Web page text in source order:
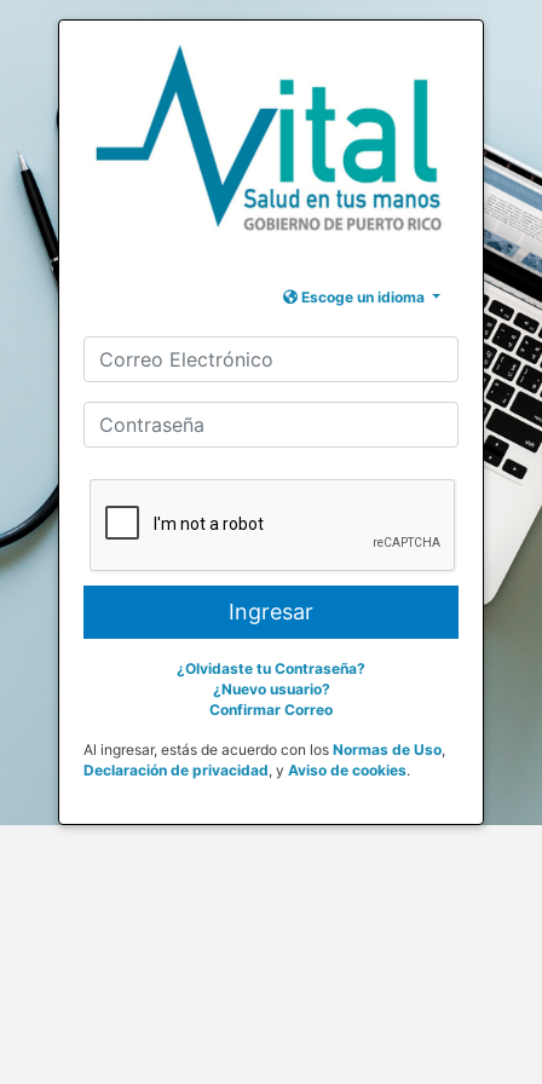
Escoge un idioma
¿Olvidaste tu Contraseña?
¿Nuevo usuario?
Confirmar Correo
Al ingresar, estás de acuerdo con los Normas de Uso,
Declaración de privacidad, y Aviso de cookies.